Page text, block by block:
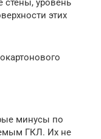
стены, уровень
этих
минусы по
ГКЛ. Их не